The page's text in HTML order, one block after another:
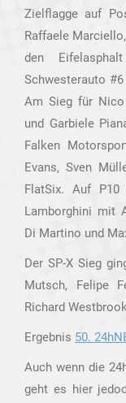
Zielflagge auf
Raffaele
den
Schwesterauto
Am Sieg für
und Garbiele
Falken
Evans, Sven
FlatSix. Auf
Lamborghini mit
Di Martino und
Der SP-X Sieg
Mutsch, Felipe
Richard
Ergebnis 50.
Auch wenn die
geht es hier